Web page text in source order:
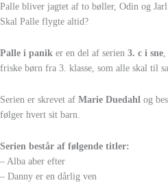
Palle bliver jagtet af to bøller, Odin og
Skal Palle flygte altid?
Palle i panik er en del af serien 3. c i sne
friske børn fra 3. klasse, som alle skal til
Serien er skrevet af Marie Duedahl og
følger hvert sit barn.
Serien består af følgende titler:
– Alba aber efter
– Danny er en dårlig ven